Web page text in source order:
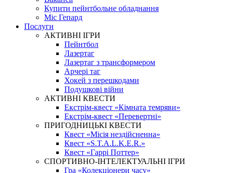
Купити пейнтбольне обладнання
Міс Гепард
Послуги
АКТИВНІ ІГРИ
Пейнтбол
Лазертаг
Лазертаг з трансформером
Арчері таг
Хокей з перешкодами
Подушкові війни
АКТИВНІ КВЕСТИ
Екстрім-квест «Кімната темряви»
Екстрім-квест «Перевертні»
ПРИГОДНИЦЬКІ КВЕСТИ
Квест «Місія нездійсненна»
Квест «S.T.A.L.K.E.R.»
Квест «Гаррі Поттер»
СПОРТИВНО-ІНТЕЛЕКТУАЛЬНІ ІГРИ
Гра «Колекціонери часу»